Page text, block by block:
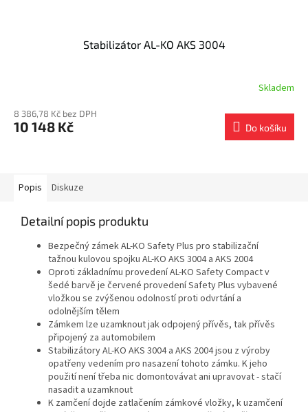
Stabilizátor AL-KO AKS 3004
Skladem
8 386,78 Kč bez DPH
10 148 Kč Do košíku
Popis Diskuze
Detailní popis produktu
Bezpečný zámek AL-KO Safety Plus pro stabilizační
tažnou kulovou spojku AL-KO AKS 3004 a AKS 2004
Oproti základnímu provedení AL-KO Safety Compact v
šedé barvě je červené provedení Safety Plus vybavené
vložkou se zvýšenou odolností proti odvrtání a
odolnějším tělem
Zámkem lze uzamknout jak odpojený přívěs, tak přívěs
připojený za automobilem
Stabilizátory AL-KO AKS 3004 a AKS 2004 jsou z výroby
opatřeny vedením pro nasazení tohoto zámku. K jeho
použití není třeba nic domontovávat ani upravovat - stačí
nasadit a uzamknout
K zamčení dojde zatlačením zámkové vložky, k uzamčení